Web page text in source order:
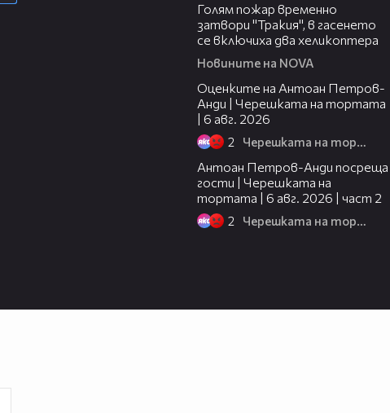
Голям пожар временно
затвори "Тракия", в гасенето
се включиха два хеликоптера
Новините на NOVA
Оценките на Антоан Петров-
Анди | Черешката на тортата
| 6 авг. 2026
2 Черешката на тортата
Антоан Петров-Анди посреща
гости | Черешката на
тортата | 6 авг. 2026 | част 2
2 Черешката на тортата